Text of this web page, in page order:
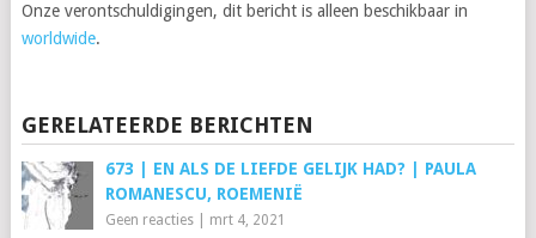
Onze verontschuldigingen, dit bericht is alleen beschikbaar in
worldwide.
GERELATEERDE BERICHTEN
673 | EN ALS DE LIEFDE GELIJK HAD? | PAULA
ROMANESCU, ROEMENIË
Geen reacties| mrt 4, 2021